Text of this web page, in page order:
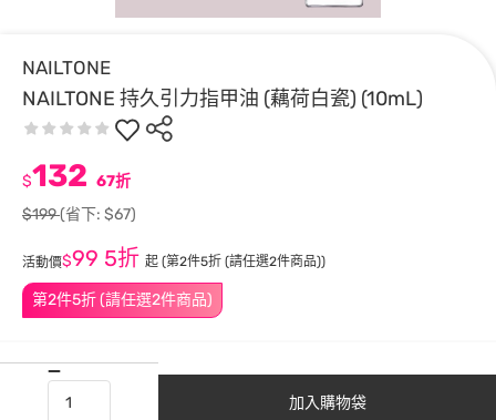
NAILTONE
NAILTONE 持久引力指甲油 (藕荷白瓷) (10mL)
第2件5折 (請任選2件商品)
$132 67折
$199(省下: $67)
活動價$99 5折 起 (第2件5折 (請任選2件商品))
加入購物袋